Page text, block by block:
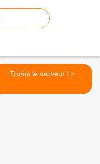
Trump le sauveur ! >